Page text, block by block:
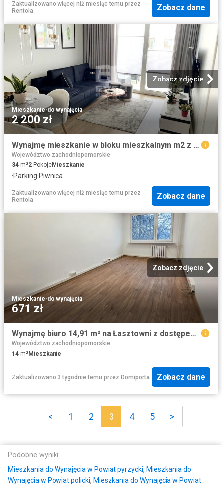
Zaktualizowano więcej niż miesiąc temu przez
Rentola
Zobacz dane
Zobacz zdjęcie
Mieszkanie·do wynajęcia
2 200 zł
Wynajmę mieszkanie w bloku mieszkalnym m2 z aneksem kuchennym 34 m² Koszalin
Województwo zachodniopomorskie
34 m²2 PokojeMieszkanie
·Parking·Piwnica
Zaktualizowano więcej niż miesiąc temu przez
Rentola
Zobacz dane
Zobacz zdjęcie
Mieszkanie·do wynajęcia
671 zł
Wynajmę biuro 14,91 m² na Łasztowni z dostępem do internetu
Województwo zachodniopomorskie
14 m²Mieszkanie
Zaktualizowano 3 tygodnie temu przez Domiporta Zobacz dane
< 1 2 3 4 5 >
Podobne wyniki
Mieszkania do Wynajęcia w Powiat pyrzycki, Mieszkania do
Wynajęcia w Powiat policki, Mieszkania do Wynajęcia w Powiat